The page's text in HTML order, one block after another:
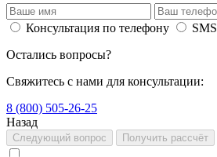
Консультация по телефону SMS
Остались вопросы?
Свяжитесь с нами для консультации:
8 (800) 505-26-25
Назад
Следующий вопрос Получить рассчёт